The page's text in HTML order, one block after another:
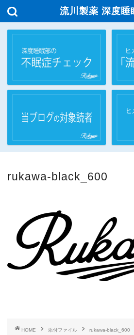
流川製薬 深度
rukawa-black_600
HOME 添付ファイル rukawa-black_600